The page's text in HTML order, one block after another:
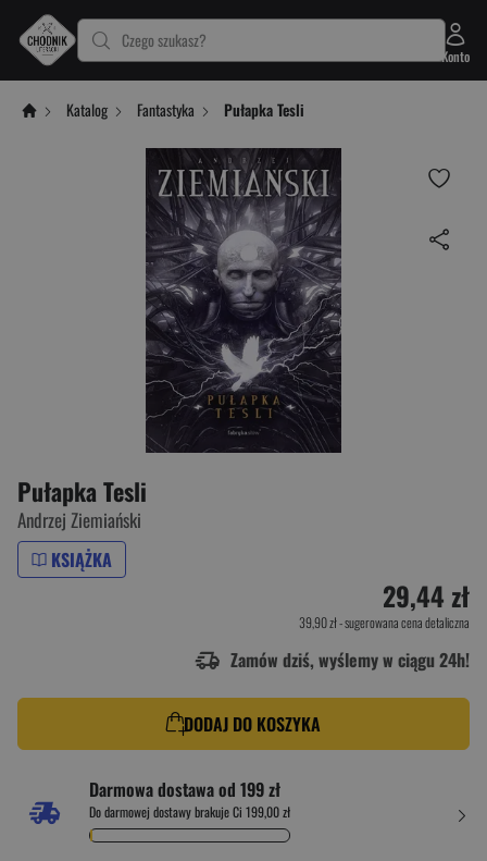
Czego szukasz?
Konto
Katalog Fantastyka Pułapka Tesli
Pułapka Tesli
Andrzej Ziemiański
KSIĄŻKA
29,44 zł
39,90 zł- sugerowana cena detaliczna
Zamów dziś, wyślemy w ciągu 24h!
DODAJ DO KOSZYKA
Darmowa dostawa od 199 zł
Do darmowej dostawy brakuje Ci 199,00 zł